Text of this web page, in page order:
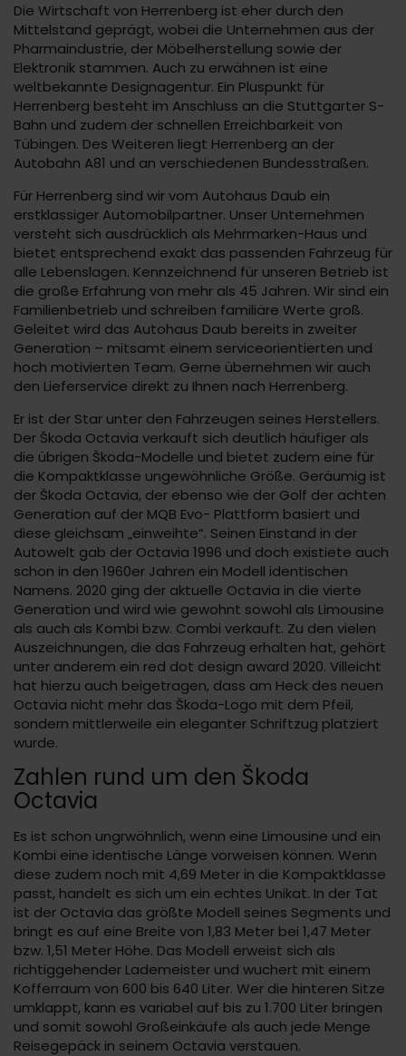
Die Wirtschaft von Herrenberg ist eher durch den
Mittelstand geprägt, wobei die Unternehmen aus der
Pharmaindustrie, der Möbelherstellung sowie der
Elektronik stammen. Auch zu erwähnen ist eine
weltbekannte Designagentur. Ein Pluspunkt für
Herrenberg besteht im Anschluss an die Stuttgarter S-
Bahn und zudem der schnellen Erreichbarkeit von
Tübingen. Des Weiteren liegt Herrenberg an der
Autobahn A81 und an verschiedenen Bundesstraßen.
Für Herrenberg sind wir vom Autohaus Daub ein
erstklassiger Automobilpartner. Unser Unternehmen
versteht sich ausdrücklich als Mehrmarken-Haus und
bietet entsprechend exakt das passenden Fahrzeug für
alle Lebenslagen. Kennzeichnend für unseren Betrieb ist
die große Erfahrung von mehr als 45 Jahren. Wir sind ein
Familienbetrieb und schreiben familiäre Werte groß.
Geleitet wird das Autohaus Daub bereits in zweiter
Generation – mitsamt einem serviceorientierten und
hoch motivierten Team. Gerne übernehmen wir auch
den Lieferservice direkt zu Ihnen nach Herrenberg.
Er ist der Star unter den Fahrzeugen seines Herstellers.
Der Škoda Octavia verkauft sich deutlich häufiger als
die übrigen Škoda-Modelle und bietet zudem eine für
die Kompaktklasse ungewöhnliche Größe. Geräumig ist
der Škoda Octavia, der ebenso wie der Golf der achten
Generation auf der MQB Evo- Plattform basiert und
diese gleichsam „einweihte“. Seinen Einstand in der
Autowelt gab der Octavia 1996 und doch existiete auch
schon in den 1960er Jahren ein Modell identischen
Namens. 2020 ging der aktuelle Octavia in die vierte
Generation und wird wie gewohnt sowohl als Limousine
als auch als Kombi bzw. Combi verkauft. Zu den vielen
Auszeichnungen, die das Fahrzeug erhalten hat, gehört
unter anderem ein red dot design award 2020. Villeicht
hat hierzu auch beigetragen, dass am Heck des neuen
Octavia nicht mehr das Škoda-Logo mit dem Pfeil,
sondern mittlerweile ein eleganter Schriftzug platziert
wurde.
Zahlen rund um den Škoda
Octavia
Es ist schon ungrwöhnlich, wenn eine Limousine und ein
Kombi eine identische Länge vorweisen können. Wenn
diese zudem noch mit 4,69 Meter in die Kompaktklasse
passt, handelt es sich um ein echtes Unikat. In der Tat
ist der Octavia das größte Modell seines Segments und
bringt es auf eine Breite von 1,83 Meter bei 1,47 Meter
bzw. 1,51 Meter Höhe. Das Modell erweist sich als
richtiggehender Lademeister und wuchert mit einem
Kofferraum von 600 bis 640 Liter. Wer die hinteren Sitze
umklappt, kann es variabel auf bis zu 1.700 Liter bringen
und somit sowohl Großeinkäufe als auch jede Menge
Reisegepäck in seinem Octavia verstauen.